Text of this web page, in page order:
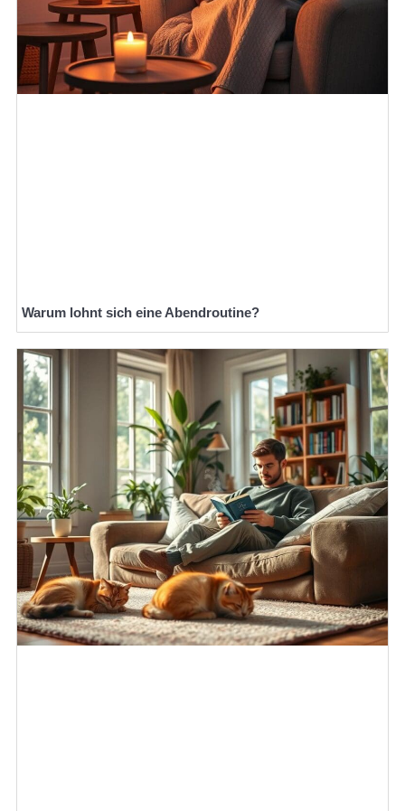
Warum lohnt sich eine Abendroutine?